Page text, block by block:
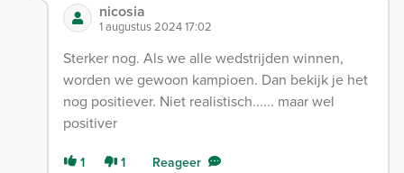
nicosia
1 augustus 2024 17:02
Sterker nog. Als we alle wedstrijden winnen,
worden we gewoon kampioen. Dan bekijk je het
nog positiever. Niet realistisch...... maar wel
positiver
1 1 Reageer